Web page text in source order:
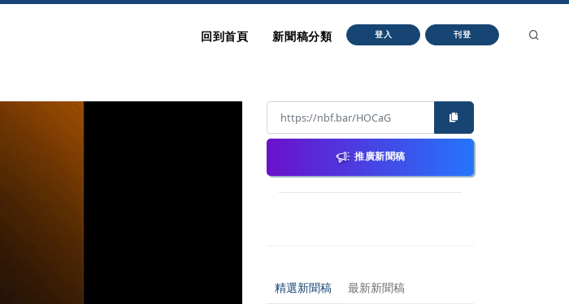
回到首頁 新聞稿分類 登入 刊登
推廣新聞稿
精選新聞稿 最新新聞稿